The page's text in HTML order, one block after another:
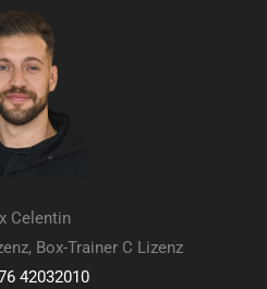
Celentin
Box-Trainer C Lizenz
42032010